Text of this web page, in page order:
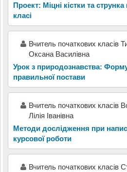
Проект: Міцні кістки та
класі
Вчитель початкових класів
Оксана Василівна
Урок з природознавства:
правильної постави
Вчитель початкових класів
Лілія Іванівна
Методи дослідження при
курсової роботи
Вчитель початкових класів